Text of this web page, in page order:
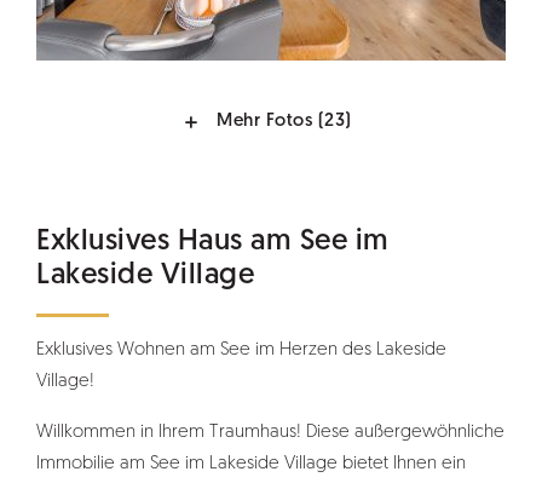
Mehr Fotos (23)
Exklusives Haus am See im
Lakeside Village
Exklusives Wohnen am See im Herzen des Lakeside
Village!
Willkommen in Ihrem Traumhaus! Diese außergewöhnliche
Immobilie am See im Lakeside Village bietet Ihnen ein